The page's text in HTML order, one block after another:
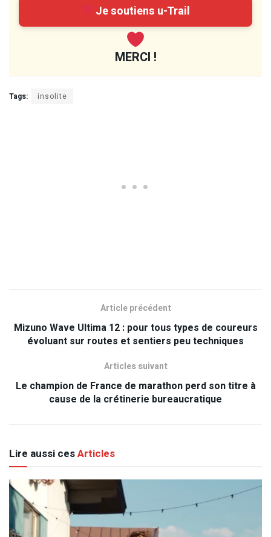
Je soutiens u-Trail
MERCI !
Tags: insolite
Article précédent
Mizuno Wave Ultima 12 : pour tous types de coureurs
évoluant sur routes et sentiers peu techniques
Articles suivant
Le champion de France de marathon perd son titre à
cause de la crétinerie bureaucratique
Lire aussi cesArticles